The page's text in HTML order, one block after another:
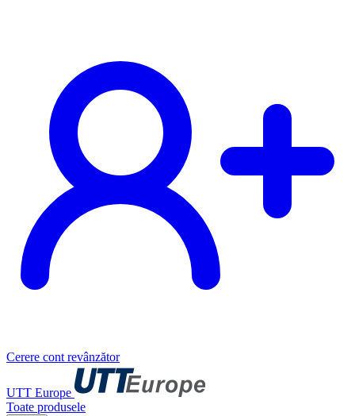
Cerere cont revânzător
UTT Europe
Toate produsele